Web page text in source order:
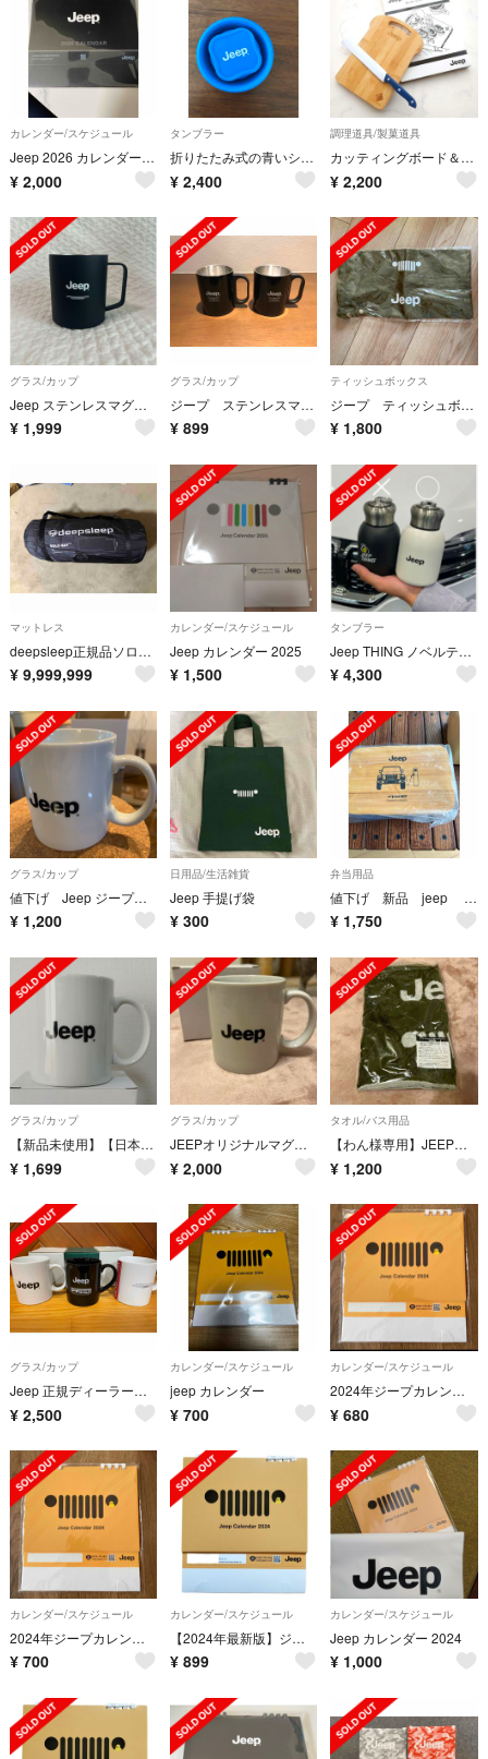
カレンダー/スケジュール
Jeep 2026 カレンダー 2個セット
¥ 2,000
タンブラー
折りたたみ式の青いシリコンカップ、Jeepのロゴ入り
¥ 2,400
調理道具/製菓道具
カッティングボード＆ブレッドナイフセット 食パン型
¥ 2,200
グラス/カップ
Jeep ステンレスマグカップ
¥ 1,999
グラス/カップ
ジープ ステンレスマグ300ml(2つ)
¥ 899
ティッシュボックス
ジープ ティッシュボックス Jeep ティッシュBOX
¥ 1,800
マットレス
deepsleep正規品ソロマットエアマットジープラングラーアンリミテッド
¥ 9,999,999
カレンダー/スケジュール
Jeep カレンダー 2025
¥ 1,500
タンブラー
Jeep THING ノベルティ ジープ 真空ステンレスボトル 新品 ホワイト
¥ 4,300
グラス/カップ
値下げ Jeep ジープ マグカップ
¥ 1,200
日用品/生活雑貨
Jeep 手提げ袋
¥ 300
弁当用品
値下げ 新品 jeep ノベルティ バンブーファイバー 保存容器 弁当箱
¥ 1,750
グラス/カップ
【新品未使用】【日本製】【Jeep】マグカップ
¥ 1,699
グラス/カップ
JEEPオリジナルマグカップ
¥ 2,000
タオル/バス用品
【わん様専用】JEEPオリジナル今治フェイスタオル
¥ 1,200
グラス/カップ
Jeep 正規ディーラー限定ノベルティ マグカップセット
¥ 2,500
カレンダー/スケジュール
jeep カレンダー
¥ 700
カレンダー/スケジュール
2024年ジープカレンダー/卓上カレンダー
¥ 680
カレンダー/スケジュール
2024年ジープカレンダー/卓上カレンダー
¥ 700
カレンダー/スケジュール
【2024年最新版】ジープ Jeep 公式カレンダー オリジナル 卓上カレンダー
¥ 899
カレンダー/スケジュール
Jeep カレンダー 2024
¥ 1,000